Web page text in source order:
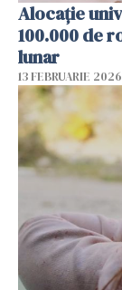
Alocație
100.000 de
lunar
13 FEBRUARIE 2026